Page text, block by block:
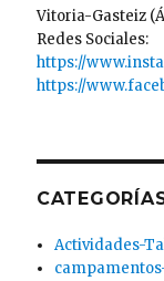
Vitoria-Gasteiz
Redes Sociales:
https://
https://
Actividades-